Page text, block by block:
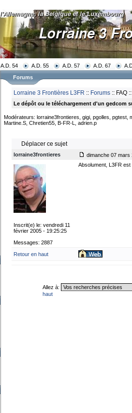
A.D. 54 A.D. 55 A.D. 57 A.D. 67
Forums
Lorraine 3 Frontières L3FR :: Forums :: FAQ
Le dépôt ou le téléchargement d'un gedcom
Modérateurs: lorraine3frontieres, gigi, pgolles, pgtest,
Martine.S, Chretien55, B-FR-L, adrien.p
Déplacer ce sujet
lorraine3frontieres dimanche 07 mars
Inscrit(e) le: vendredi 11
février 2005 - 19:25:25
Messages: 2887
Absolument, L3FR
Retour en haut
Allez à:
haut